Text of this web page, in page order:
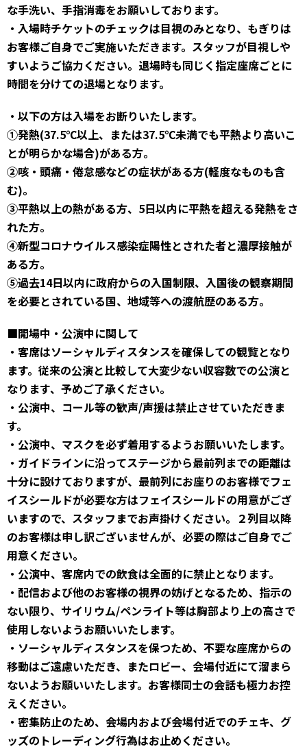
な手洗い、手指消毒をお願いしております。
・入場時チケットのチェックは目視のみとなり、もぎりは
お客様ご自身でご実施いただきます。スタッフが目視しや
すいようご協力ください。退場時も同じく指定座席ごとに
時間を分けての退場となります。
・以下の方は入場をお断りいたします。
①発熱(37.5℃以上、または37.5℃未満でも平熱より高いこ
とが明らかな場合)がある方。
②咳・頭痛・倦怠感などの症状がある方(軽度なものも含
む)。
③平熱以上の熱がある方、5日以内に平熱を超える発熱をさ
れた方。
④新型コロナウイルス感染症陽性とされた者と濃厚接触が
ある方。
⑤過去14日以内に政府からの入国制限、入国後の観察期間
を必要とされている国、地域等への渡航歴のある方。
■開場中・公演中に関して
・客席はソーシャルディスタンスを確保しての観覧となり
ます。従来の公演と比較して大変少ない収容数での公演と
なります、予めご了承ください。
・公演中、コール等の歓声/声援は禁止させていただきま
す。
・公演中、マスクを必ず着用するようお願いいたします。
・ガイドラインに沿ってステージから最前列までの距離は
十分に設けておりますが、最前列にお座りのお客様でフェ
イスシールドが必要な方はフェイスシールドの用意がござ
いますので、スタッフまでお声掛けください。２列目以降
のお客様は申し訳ございませんが、必要の際はご自身でご
用意ください。
・公演中、客席内での飲食は全面的に禁止となります。
・配信および他のお客様の視界の妨げとなるため、指示の
ない限り、サイリウム/ペンライト等は胸部より上の高さで
使用しないようお願いいたします。
・ソーシャルディスタンスを保つため、不要な座席からの
移動はご遠慮いただき、またロビー、会場付近にて溜まら
ないようお願いいたします。お客様同士の会話も極力お控
えください。
・密集防止のため、会場内および会場付近でのチェキ、グ
ッズのトレーディング行為はお止めください。